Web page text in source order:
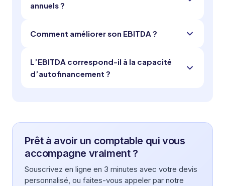
annuels ?
Comment améliorer son EBITDA ?
L’EBITDA correspond-il à la capacité
d’autofinancement ?
Prêt à avoir un comptable qui vous
accompagne vraiment ?
Souscrivez en ligne en 3 minutes avec votre devis
personnalisé, ou faites-vous appeler par notre